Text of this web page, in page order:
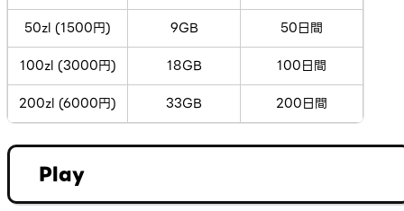
50zl (1500円)
9GB
50日間
100zl (3000円)
18GB
100日間
200zl (6000円)
33GB 200日間
Play